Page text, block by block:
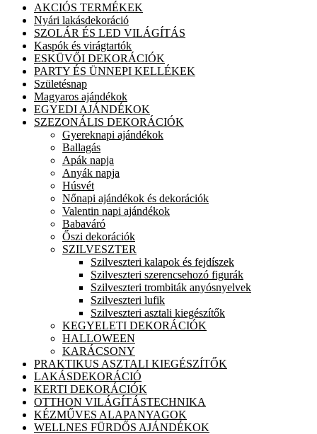
AKCIÓS TERMÉKEK
Nyári lakásdekoráció
SZOLÁR ÉS LED VILÁGÍTÁS
Kaspók és virágtartók
ESKÜVŐI DEKORÁCIÓK
PARTY ÉS ÜNNEPI KELLÉKEK
Születésnap
Magyaros ajándékok
EGYEDI AJÁNDÉKOK
SZEZONÁLIS DEKORÁCIÓK
Gyereknapi ajándékok
Ballagás
Apák napja
Anyák napja
Húsvét
Nőnapi ajándékok és dekorációk
Valentin napi ajándékok
Babaváró
Őszi dekorációk
SZILVESZTER
Szilveszteri kalapok és fejdíszek
Szilveszteri szerencsehozó figurák
Szilveszteri trombiták anyósnyelvek
Szilveszteri lufik
Szilveszteri asztali kiegészítők
KEGYELETI DEKORÁCIÓK
HALLOWEEN
KARÁCSONY
PRAKTIKUS ASZTALI KIEGÉSZÍTŐK
LAKÁSDEKORÁCIÓ
KERTI DEKORÁCIÓK
OTTHON VILÁGÍTÁSTECHNIKA
KÉZMŰVES ALAPANYAGOK
WELLNES FÜRDŐS AJÁNDÉKOK